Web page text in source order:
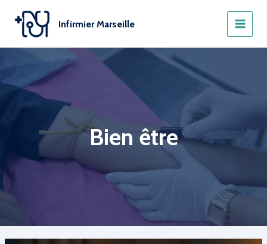
contenu
Infirmier Marseille
Bien être